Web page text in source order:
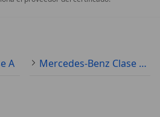
A
Mercedes-Benz Clase A Especificaciones técnicas